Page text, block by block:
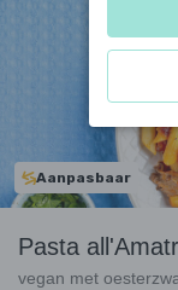
Aanpasbaar
Pasta
vegan met